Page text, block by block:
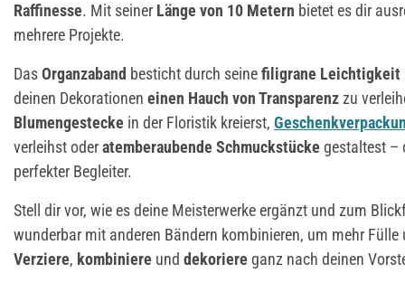
Raffinesse. Mit seiner Länge von 10 Metern bietet es dir
mehrere Projekte.
DasOrganzaband besticht durch seinefiligrane Leichtigkeit
deinen Dekorationen einen Hauch von Transparenzzu
Blumengestecke in der Floristik kreierst,
verleihst oderatemberaubende Schmuckstücke gestaltest –
perfekter Begleiter.
Stell dir vor, wie es deine Meisterwerke ergänzt und zum
wunderbar mit anderen Bändern kombinieren, um mehr
Verziere, kombiniere und dekoriere ganz nach deinen